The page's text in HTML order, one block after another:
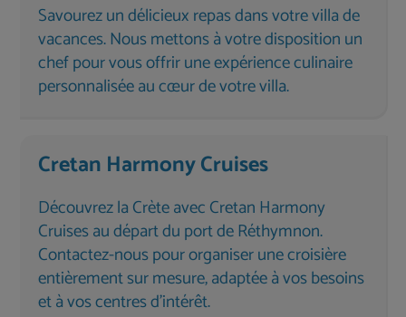
Savourez un délicieux repas dans votre villa de
vacances. Nous mettons à votre disposition un
chef pour vous offrir une expérience culinaire
personnalisée au cœur de votre villa.
Cretan Harmony Cruises
Découvrez la Crète avec Cretan Harmony
Cruises au départ du port de Réthymnon.
Contactez-nous pour organiser une croisière
entièrement sur mesure, adaptée à vos besoins
et à vos centres d'intérêt.